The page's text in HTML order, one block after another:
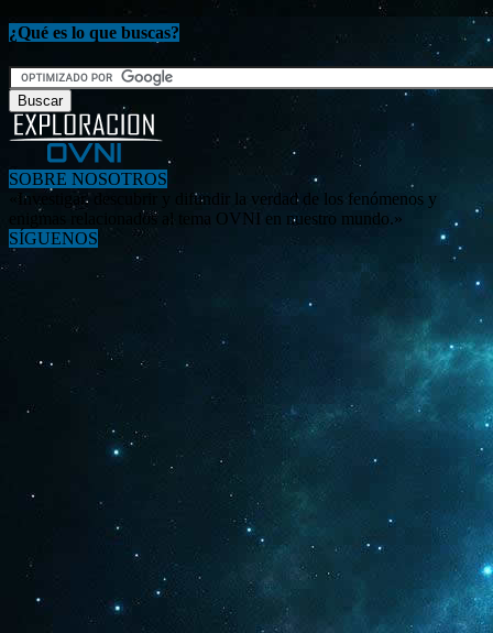
¿Qué es lo que buscas?
SOBRE NOSOTROS
«Investigar, descubrir y difundir la verdad de los fenómenos y
enigmas relacionados al tema OVNI en nuestro mundo.»
SÍGUENOS